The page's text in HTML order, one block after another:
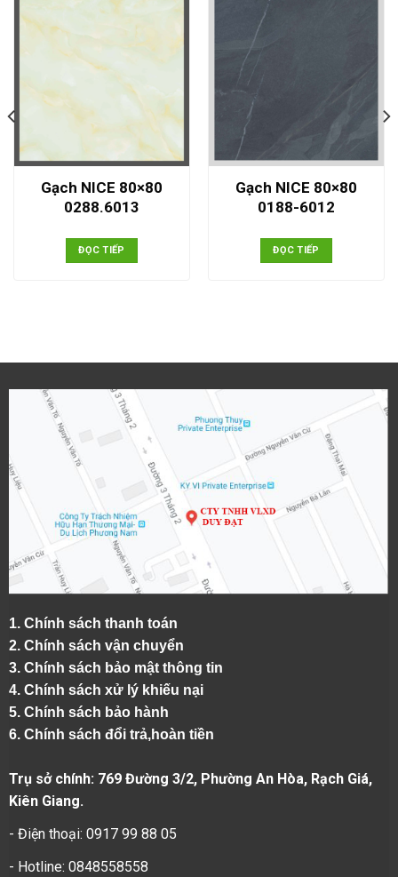
Gạch NICE 80×80
0288.6013
ĐỌC TIẾP
Gạch NICE 80×80
0188-6012
ĐỌC TIẾP
1. Chính sách thanh toán
2. Chính sách vận chuyển
3. Chính sách bảo mật thông tin
4. Chính sách xử lý khiếu nại
5. Chính sách bảo hành
6. Chính sách đổi trả,hoàn tiền
Trụ sở chính: 769 Đường 3/2, Phường An Hòa, Rạch Giá,
Kiên Giang.
- Điện thoại: 0917 99 88 05
- Hotline: 0848558558